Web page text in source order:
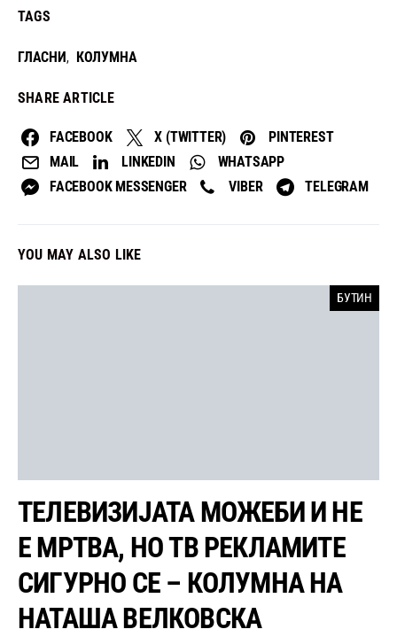
TAGS
ГЛАСНИ, КОЛУМНА
SHARE ARTICLE
FACEBOOK X (TWITTER)
PINTEREST
MAIL
LINKEDIN
WHATSAPP
FACEBOOK MESSENGER
VIBER TELEGRAM
YOU MAY ALSO LIKE
БУТИН
ТЕЛЕВИЗИЈАТА МОЖЕБИ И НЕ
Е МРТВА, НО ТВ РЕКЛАМИТЕ
СИГУРНО СЕ – КОЛУМНА НА
НАТАША ВЕЛКОВСКА